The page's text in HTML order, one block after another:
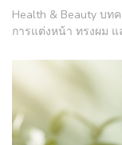
Health & Beauty บท
การแต่งหน้า ทรงผม